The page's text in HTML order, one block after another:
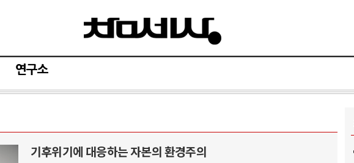
연구소
기후위기에 대응하는 자본의 환경주의